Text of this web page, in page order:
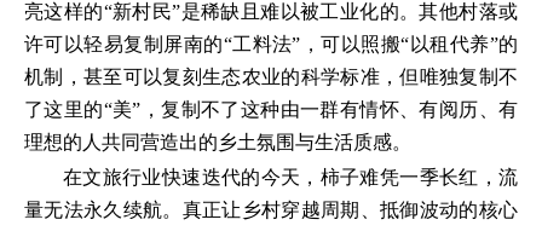
亮这样的“新村民”是稀缺且难以被工业化的。其他村落或
许可以轻易复制屏南的“工料法”，可以照搬“以租代养”的
机制，甚至可以复刻生态农业的科学标准，但唯独复制不
了这里的“美”，复制不了这种由一群有情怀、有阅历、有
理想的人共同营造出的乡土氛围与生活质感。
在文旅行业快速迭代的今天，柿子难凭一季长红，流
量无法永久续航。真正让乡村穿越周期、抵御波动的核心